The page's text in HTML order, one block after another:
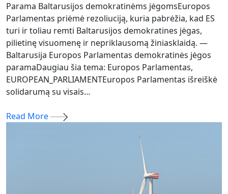
Parama Baltarusijos demokratinėms jėgomsEuropos
Parlamentas priėmė rezoliuciją, kuria pabrėžia, kad ES
turi ir toliau remti Baltarusijos demokratines jėgas,
pilietinę visuomenę ir nepriklausomą žiniasklaidą. —
Baltarusija Europos Parlamentas demokratinės jėgos
paramaDaugiau šia tema: Europos Parlamentas,
EUROPEAN_PARLIAMENTEuropos Parlamentas išreiškė
solidarumą su visais…
Read More